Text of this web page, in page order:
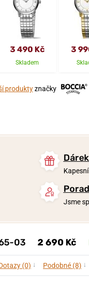
3 490 Kč
Skladem
3
produktyznačky
Jsme
03 2 690 Kč
(0) ↓ Podobné (8) ↓